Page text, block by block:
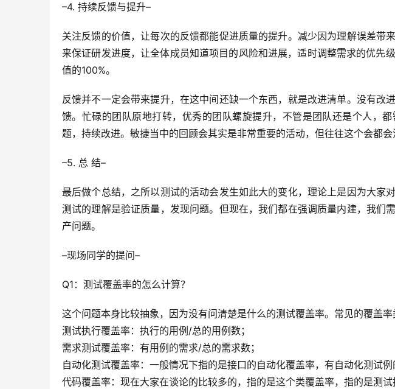
–4. 持续反馈与提升–
关注反馈的价值，让每次的反馈都能促进质量的提升。减少因为理解误差带
来保证研发进度，让全体成员知道项目的风险和进展，适时调整需求的优先
值的100%。
反馈并不一定会带来提升，在这中间还缺一个东西，就是改进清单。没有改
馈。忙碌的团队原地打转，优秀的团队螺旋提升，不管是团队还是个人，
题，持续改进。敏捷当中的回顾会其实是非常重要的活动，但往往这个会都会
–5. 总 结–
最后做个总结，之所以测试的活动会发生如此大的变化，理论上是因为大家
测试的理解是验证质量，发现问题。但现在，我们都在强调质量内建，我们
产问题。
–现场同学的提问–
Q1：测试覆盖率的怎么计算？
这个问题本身比较抽象，因为没有问清楚是什么的测试覆盖率。常见的覆盖率
测试执行覆盖率：执行的用例/总的用例数；
需求测试覆盖率：有用例的需求/总的需求数；
自动化测试覆盖率：一般情况下指的是接口的自动化覆盖率，有自动化测试例
代码覆盖率：现在大家在谈论的比较多的，指的是这个类覆盖率，指的是测试